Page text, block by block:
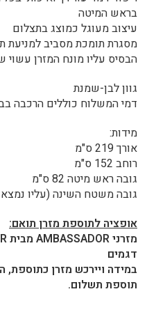
בראש המיטה
עיצוב מעוגל כמוצג בתצלום
מסגרת תומכת מסביב למניעת
הבסיס עליו מונח המזרן עשוי
גוון לבן-שמנת
דמי המשלוח כוללים הרכבה
מידות:
אורך 219 ס"מ
רוחב 152 ס"מ
גובה ראש מיטה 82 ס"מ
גובה משטח השינה (עליו נמצא
אופציה לתוספת מזרן תואם:
דגמים
במידה ויירכש מזרן כתוספת,
תוספת תשלום.